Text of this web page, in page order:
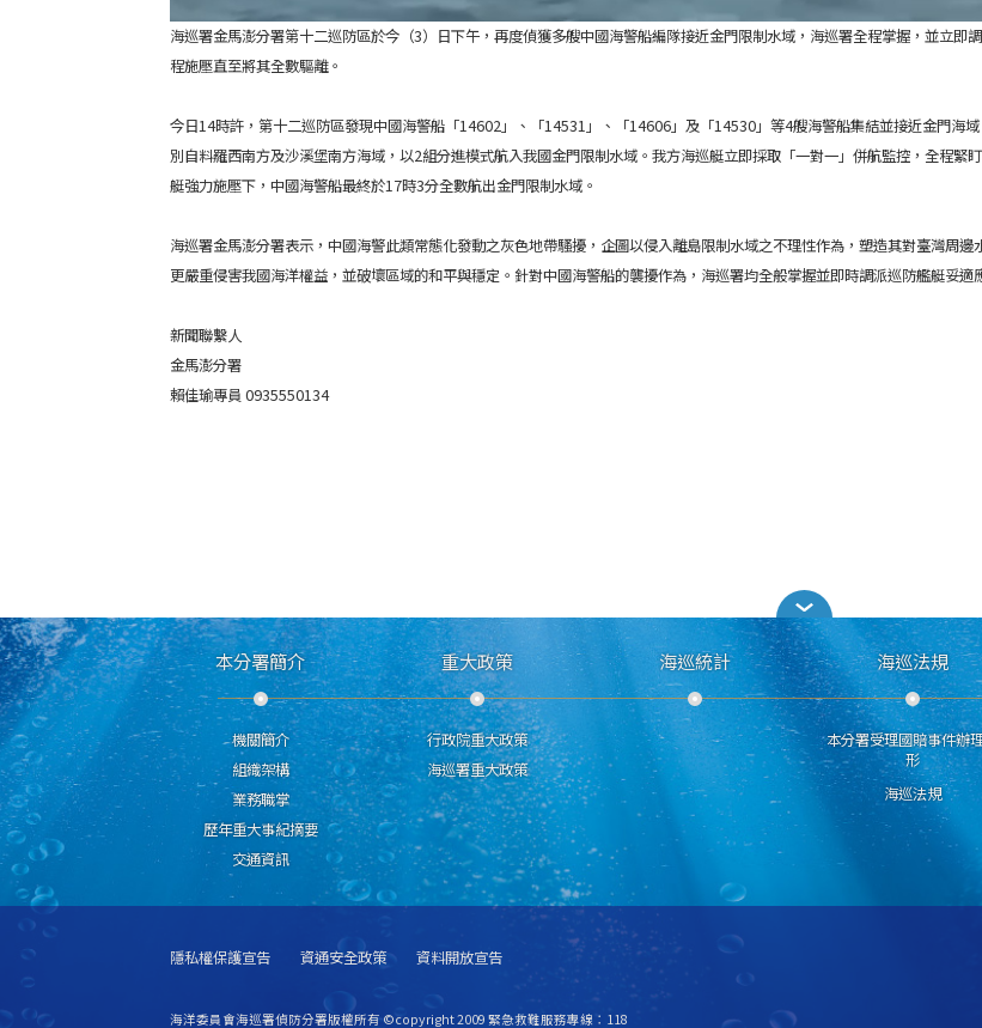
海巡署金馬澎分署第十二巡防區於今（3）日下午，再度偵獲多艘中國海警船編隊接近金門限制水域，海巡署全程掌握，並立
程施壓直至將其全數驅離。
今日14時許，第十二巡防區發現中國海警船「14602」、「14531」、「14606」及「14530」等4艘海警船集結並接近金門海
別自料羅西南方及沙溪堡南方海域，以2組分進模式航入我國金門限制水域。我方海巡艇立即採取「一對一」併航監控，全程
艇強力施壓下，中國海警船最終於17時3分全數航出金門限制水域。
海巡署金馬澎分署表示，中國海警此類常態化發動之灰色地帶騷擾，企圖以侵入離島限制水域之不理性作為，塑造其對臺灣周
更嚴重侵害我國海洋權益，並破壞區域的和平與穩定。針對中國海警船的襲擾作為，海巡署均全般掌握並即時調派巡防艦艇妥適
新聞聯繫人
金馬澎分署
賴佳瑜專員 0935550134
本分署簡介
機關簡介
組織架構
業務職掌
歷年重大事紀摘要
交通資訊
重大政策
行政院重大政策
海巡署重大政策
海巡統計 海巡法規
本分署受理國賠事件辦
形
海巡法規
隱私權保護宣告 資通安全政策 資料開放宣告
海洋委員會海巡署偵防分署版權所有 ©copyright 2009 緊急救難服務專線：118